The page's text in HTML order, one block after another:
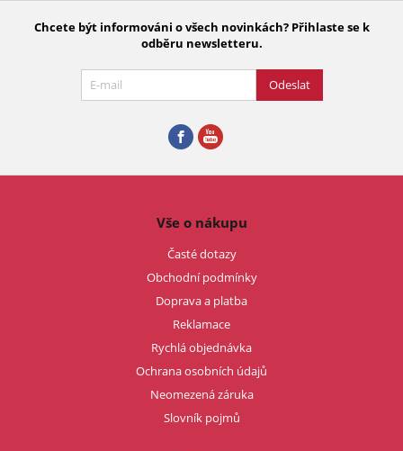
Chcete být informováni o všech novinkách? Přihlaste se k
odběru newsletteru.
Odeslat
Vše o nákupu
Časté dotazy
Obchodní podmínky
Doprava a platba
Reklamace
Rychlá objednávka
Ochrana osobních údajů
Neomezená záruka
Slovník pojmů